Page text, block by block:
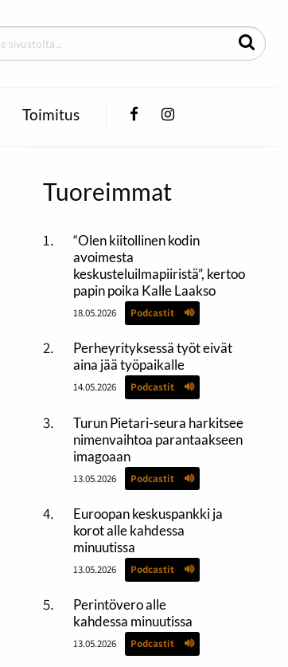
Toimitus FacebookInstagram
Tuoreimmat
“Olen kiitollinen kodin
avoimesta
keskusteluilmapiiristä”, kertoo
papin poika Kalle Laakso
18.05.2026 Podcastit
Perheyrityksessä työt eivät
aina jää työpaikalle
14.05.2026 Podcastit
Turun Pietari-seura harkitsee
nimenvaihtoa parantaakseen
imagoaan
13.05.2026 Podcastit
Euroopan keskuspankki ja
korot alle kahdessa
minuutissa
13.05.2026 Podcastit
Perintövero alle
kahdessa minuutissa
13.05.2026 Podcastit